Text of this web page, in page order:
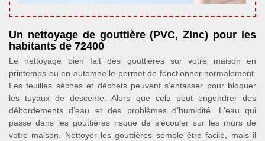
Un nettoyage de gouttière (PVC, Zinc) pour les
habitants de 72400
Le nettoyage bien fait des gouttières sur votre maison en
printemps ou en automne le permet de fonctionner normalement.
Les feuilles sèches et déchets peuvent s’entasser pour bloquer
les tuyaux de descente. Alors que cela peut engendrer des
débordements d’eau et des problèmes d’humidité. L'eau qui
passe dans les gouttières risque de s’écouler sur les murs de
votre maison. Nettoyer les gouttières semble être facile, mais il